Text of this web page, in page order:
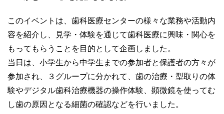
このイベントは、歯科医療センターの様々な業務や活動内
容を紹介し、見学・体験を通じて歯科医療に興味・関心を
もってもらうことを目的として企画しました。
当日は、小学生から中学生までの参加者と保護者の方々が
参加され、３グループに分かれて、歯の治療・型取りの体
験やデジタル歯科治療機器の操作体験、顕微鏡を使ってむ
し歯の原因となる細菌の確認などを行いました。